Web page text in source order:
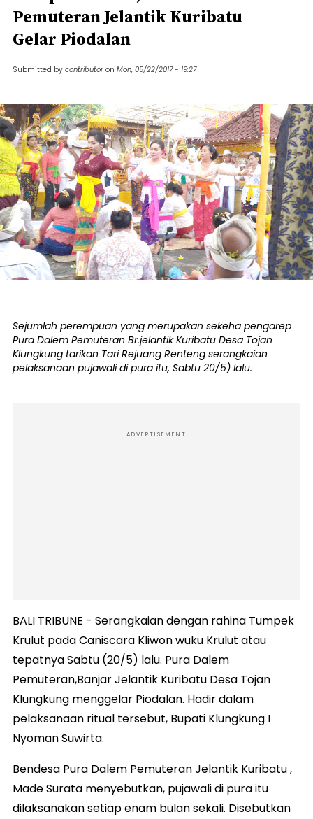
Pemuteran Jelantik Kuribatu
Gelar Piodalan
Submitted by contributor on Mon, 05/22/2017 - 19:27
Sejumlah perempuan yang merupakan sekeha pengarep
Pura Dalem Pemuteran Br.jelantik Kuribatu Desa Tojan
Klungkung tarikan Tari Rejuang Renteng serangkaian
pelaksanaan pujawali di pura itu, Sabtu 20/5) lalu.
ADVERTISEMENT
BALI TRIBUNE - Serangkaian dengan rahina Tumpek
Krulut pada Caniscara Kliwon wuku Krulut atau
tepatnya Sabtu (20/5) lalu. Pura Dalem
Pemuteran,Banjar Jelantik Kuribatu Desa Tojan
Klungkung menggelar Piodalan. Hadir dalam
pelaksanaan ritual tersebut, Bupati Klungkung I
Nyoman Suwirta.
Bendesa Pura Dalem Pemuteran Jelantik Kuribatu ,
Made Surata menyebutkan, pujawali di pura itu
dilaksanakan setiap enam bulan sekali. Disebutkan